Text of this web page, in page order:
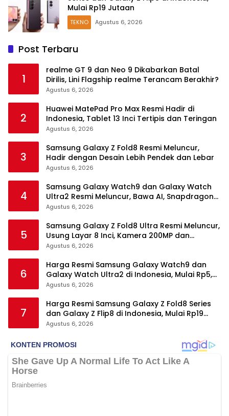
Mulai Rp19 Jutaan
TEKNO Agustus 6, 2026
Post Terbaru
1
realme GT 9 dan Neo 9 Dikabarkan Batal
Dirilis, Lini Flagship realme Terancam Berakhir?
Agustus 6, 2026
2
Huawei MatePad Pro Max Resmi Hadir di
Indonesia, Tablet 13 Inci Tertipis dan Teringan
Agustus 6, 2026
3
Samsung Galaxy Z Fold8 Resmi Meluncur,
Hadir dengan Desain Lebih Pendek dan Lebar
Agustus 6, 2026
4
Samsung Galaxy Watch9 dan Galaxy Watch
Ultra2 Resmi Meluncur, Bawa AI, Snapdragon
Wear Elite, dan Fitur Kesehatan Baru
Agustus 6, 2026
5
Samsung Galaxy Z Fold8 Ultra Resmi Meluncur,
Usung Layar 8 Inci, Kamera 200MP dan
Snapdragon 8 Elite Gen 5
Agustus 6, 2026
6
Harga Resmi Samsung Galaxy Watch9 dan
Galaxy Watch Ultra2 di Indonesia, Mulai Rp5,9
Jutaan
Agustus 6, 2026
7
Harga Resmi Samsung Galaxy Z Fold8 Series
dan Galaxy Z Flip8 di Indonesia, Mulai Rp19
Jutaan
Agustus 6, 2026